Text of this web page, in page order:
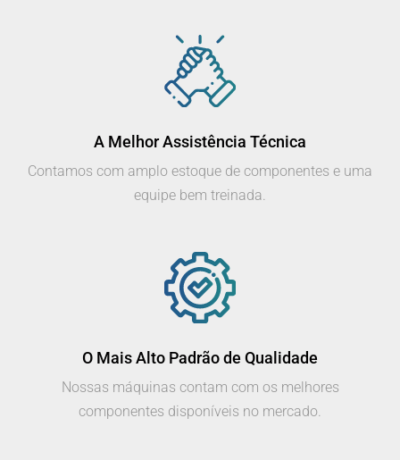
A Melhor Assistência Técnica
Contamos com amplo estoque de componentes e uma
equipe bem treinada.
O Mais Alto Padrão de Qualidade
Nossas máquinas contam com os melhores
componentes disponíveis no mercado.